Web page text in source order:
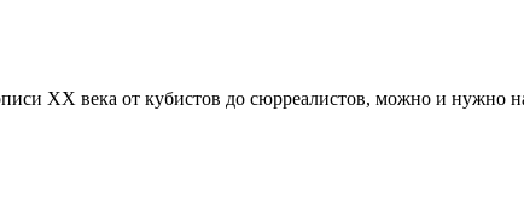
XX века от кубистов до сюрреалистов, можно и нужно